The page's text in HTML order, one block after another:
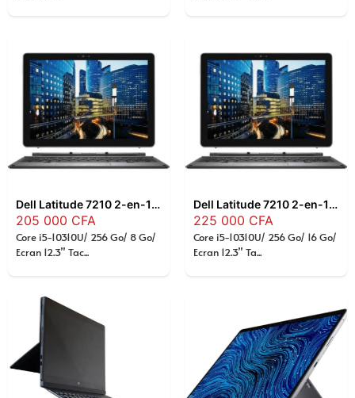
Dell Latitude 7210 2-en-1 – Intel Core i5-10310U, 8 Go RAM, 256 Go SSD, Écran Tactile 12,3″ Full HD, Windows 11 Pro
205 000 CFA
Core i5-10310U/ 256 Go/ 8 Go/
Ecran 12.3” Tac...
Dell Latitude 7210 2-en-1 , Intel Core i5-10310U, 16 Go RAM, 256 Go SSD, Écran Tactile 12,3″ Full HD, Windows 11 Pro
225 000 CFA
Core i5-10310U/ 256 Go/ 16 Go/
Ecran 12.3” Ta...